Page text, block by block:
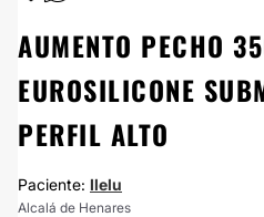
AUMENTO PECHO
EUROSILICONE
PERFIL ALTO
Paciente: Ilelu
Alcalá de Henares